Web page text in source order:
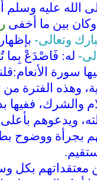
الله عليه وسلم
وكان بين ما أخفى
وتعالى-
له: فَاصْدَعْ
سورة
وهذه الفترة
والشرك، ففيها
ويدعوهم بأعلى
بجرأة ووضوح
بكل